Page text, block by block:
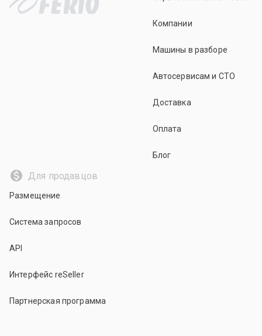
Компании
Машины в разборе
Автосервисам и СТО
Доставка
Оплата
Блог
Для продавцов
Размещение
Система запросов
API
Интерфейс reSeller
Партнерская программа